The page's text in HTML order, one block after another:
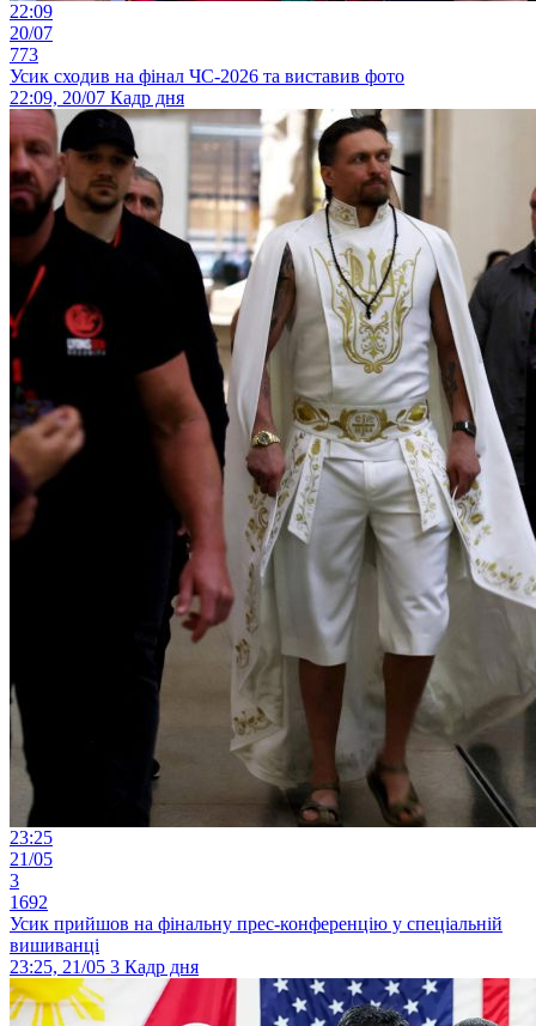
22:09
20/07
773
Усик сходив на фінал ЧС-2026 та виставив фото
22:09, 20/07 Кадр дня
23:25
21/05
3
1692
Усик прийшов на фінальну прес-конференцію у спеціальній
вишиванці
23:25, 21/05 3 Кадр дня